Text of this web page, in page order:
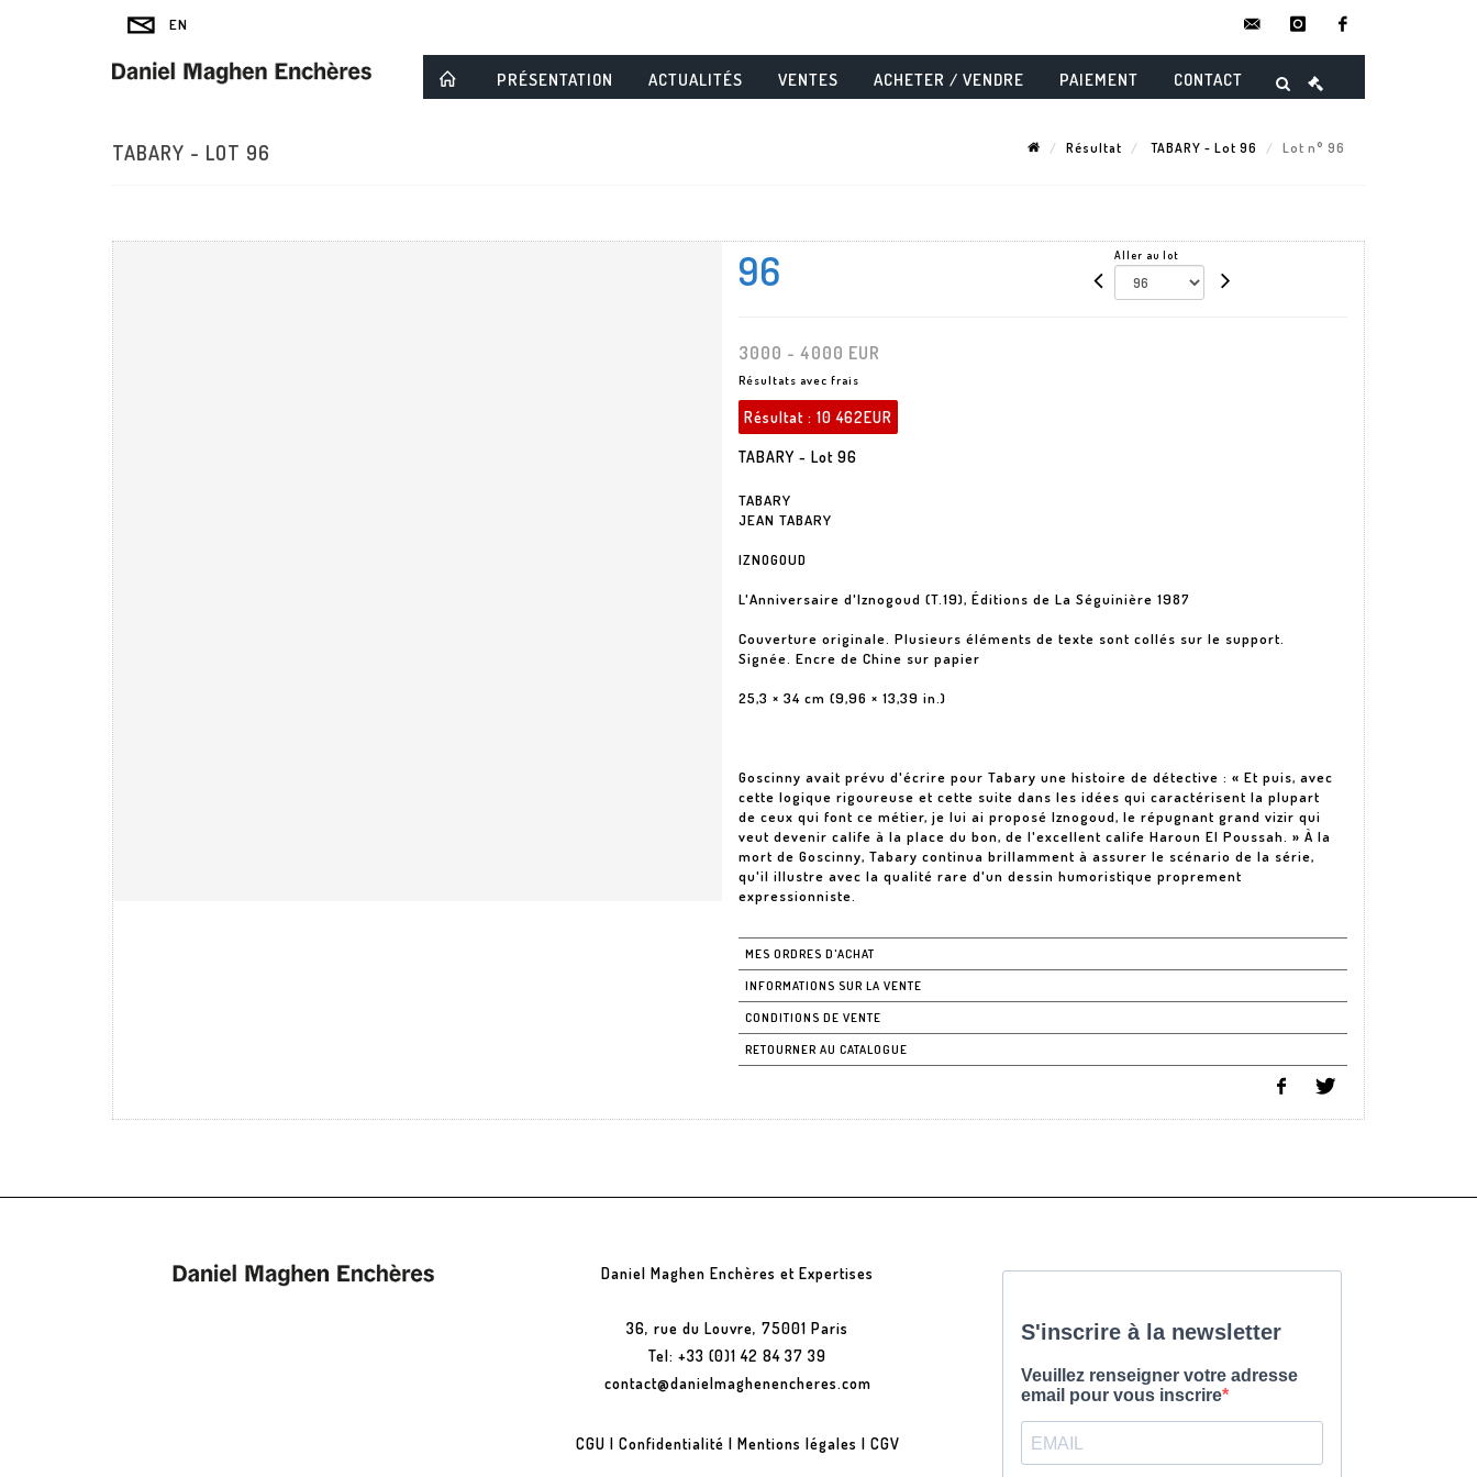
instagram
PRÉSENTATION ACTUALITÉS VENTES ACHETER / VENDRE PAIEMENT CONTACT
TABARY - LOT 96 Résultat TABARY - Lot 96 Lot n° 96
96 Aller au lot
3000 - 4000 EUR
Résultats avec frais
Résultat : 10 462EUR
TABARY - Lot 96
TABARY
JEAN TABARY
IZNOGOUD
L'Anniversaire d'Iznogoud (T.19), Éditions de La Séguinière 1987
Couverture originale. Plusieurs éléments de texte sont collés sur le support.
Signée. Encre de Chine sur papier
25,3 × 34 cm (9,96 × 13,39 in.)
Goscinny avait prévu d'écrire pour Tabary une histoire de détective : « Et puis, avec
cette logique rigoureuse et cette suite dans les idées qui caractérisent la plupart
de ceux qui font ce métier, je lui ai proposé Iznogoud, le répugnant grand vizir qui
veut devenir calife à la place du bon, de l'excellent calife Haroun El Poussah. » À la
mort de Goscinny, Tabary continua brillamment à assurer le scénario de la série,
qu'il illustre avec la qualité rare d'un dessin humoristique proprement
expressionniste.
MES ORDRES D'ACHAT
INFORMATIONS SUR LA VENTE
CONDITIONS DE VENTE
RETOURNER AU CATALOGUE
Daniel Maghen Enchères et Expertises
36, rue du Louvre, 75001 Paris
Tel: +33 (0)1 42 84 37 39
contact@danielmaghenencheres.com
CGU | Confidentialité | Mentions légales | CGV